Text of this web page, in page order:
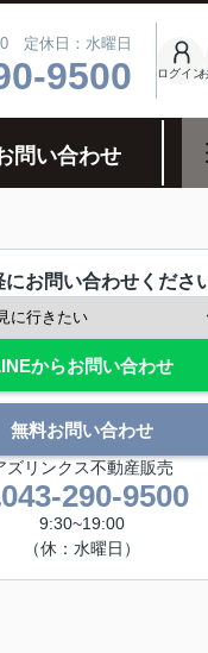
定休日：水曜日
9500 ログイン
問い合わせ
にお問い合わせくださ
からお問い合わせ
無料お問い合わせ
ズリンクス不動産販売
043-290-9500
9:30~19:00
（休：水曜日）